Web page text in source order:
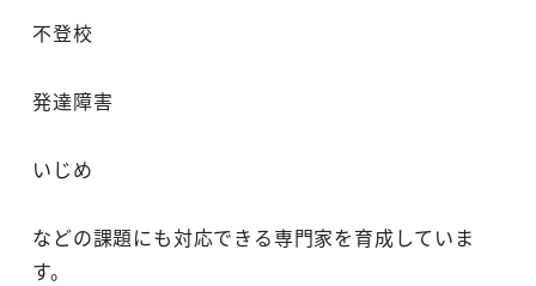
不登校
発達障害
いじめ
などの課題にも対応できる専門家を育成していま
す。